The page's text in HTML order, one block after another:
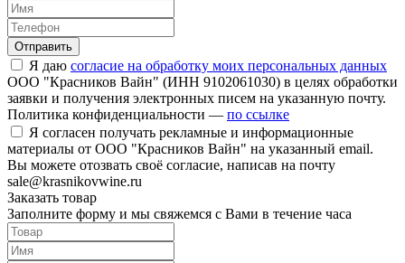
Отправить
Я даю согласие на обработку моих персональных данных
ООО "Красников Вайн" (ИНН 9102061030) в целях обработки
заявки и получения электронных писем на указанную почту.
Политика конфиденциальности — по ссылке
Я согласен получать рекламные и информационные
материалы от ООО "Красников Вайн" на указанный email.
Вы можете отозвать своё согласие, написав на почту
sale@krasnikovwine.ru
Заказать товар
Заполните форму и мы свяжемся с Вами в течение часа